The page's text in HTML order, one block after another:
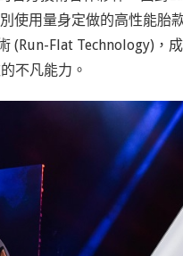
使用量身定做的高性能胎
(Run-Flat Technology)，
不凡能力。